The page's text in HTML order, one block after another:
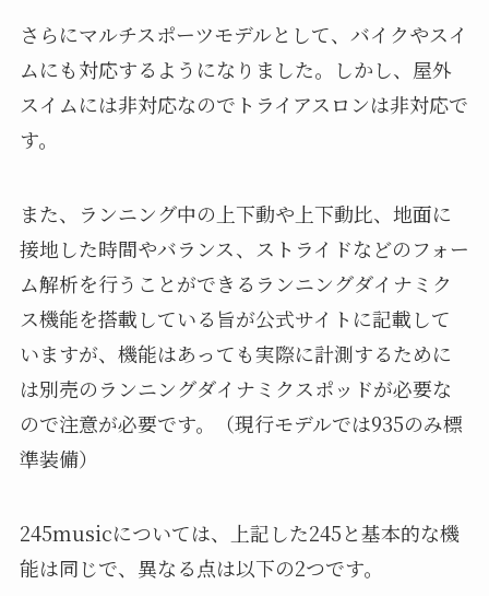
さらにマルチスポーツモデルとして、バイクやスイ
ムにも対応するようになりました。しかし、屋外
スイムには非対応なのでトライアスロンは非対応で
す。
また、ランニング中の上下動や上下動比、地面に
接地した時間やバランス、ストライドなどのフォー
ム解析を行うことができるランニングダイナミク
ス機能を搭載している旨が公式サイトに記載して
いますが、機能はあっても実際に計測するために
は別売のランニングダイナミクスポッドが必要な
ので注意が必要です。（現行モデルでは935のみ標
準装備）
245musicについては、上記した245と基本的な機
能は同じで、異なる点は以下の2つです。